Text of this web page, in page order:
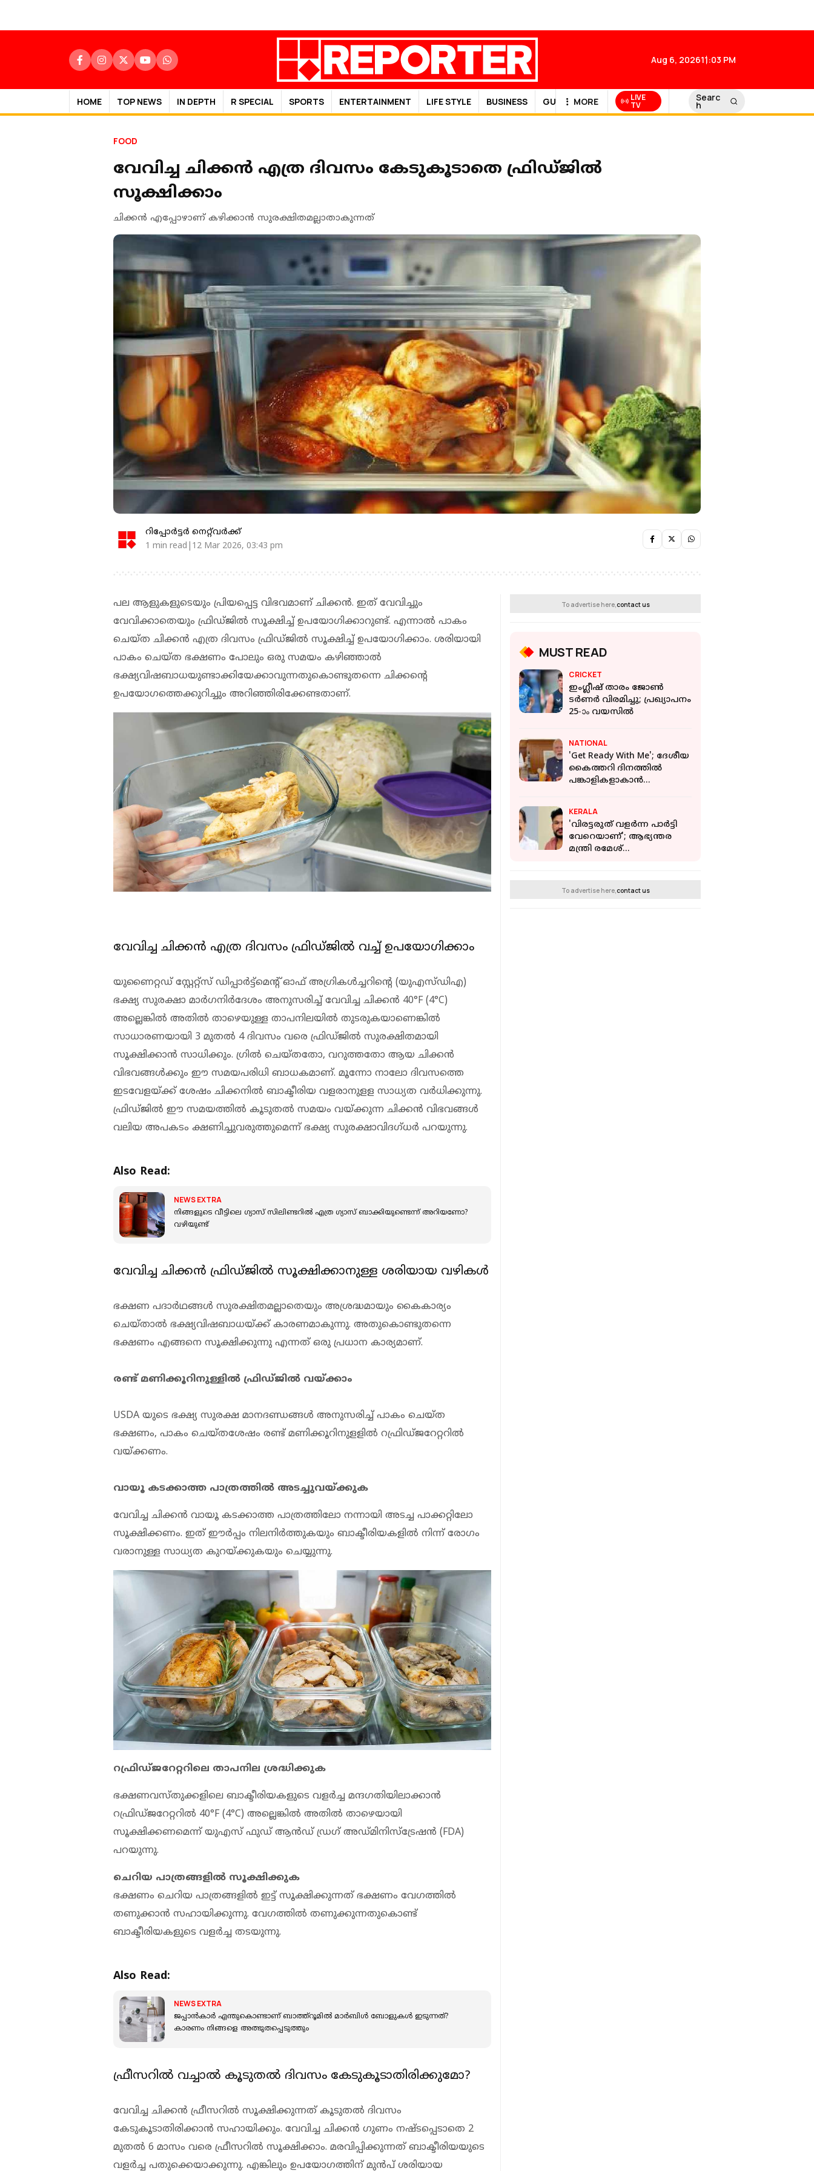
Aug 6, 202611:03 PM
HOME TOP NEWS IN DEPTH R SPECIAL SPORTS ENTERTAINMENT LIFE STYLE BUSINESS GULF NEWS
MORE LIVE
TV
Searc
h
FOOD
വേവിച്ച ചിക്കന്‍ എത്ര ദിവസം കേടുകൂടാതെ ഫ്രിഡ്ജില്‍
സൂക്ഷിക്കാം
ചിക്കന്‍ എപ്പോഴാണ് കഴിക്കാന്‍ സുരക്ഷിതമല്ലാതാകുന്നത്
റിപ്പോർട്ടർ നെറ്റ്‌വര്‍ക്ക്‌
1 min read|12 Mar 2026, 03:43 pm
പല ആളുകളുടെയും പ്രിയപ്പെട്ട വിഭവമാണ് ചിക്കന്‍. ഇത് വേവിച്ചും
വേവിക്കാതെയും ഫ്രിഡ്ജില്‍ സൂക്ഷിച്ച് ഉപയോഗിക്കാറുണ്ട്. എന്നാല്‍ പാകം
ചെയ്ത ചിക്കന്‍ എത്ര ദിവസം ഫ്രിഡ്ജില്‍ സൂക്ഷിച്ച് ഉപയോഗിക്കാം. ശരിയായി
പാകം ചെയ്ത ഭക്ഷണം പോലും ഒരു സമയം കഴിഞ്ഞാല്‍
ഭക്ഷ്യവിഷബാധയുണ്ടാക്കിയേക്കാവുന്നതുകൊണ്ടുതന്നെ ചിക്കന്റെ
ഉപയോഗത്തെക്കുറിച്ചും അറിഞ്ഞിരിക്കേണ്ടതാണ്.
വേവിച്ച ചിക്കന്‍ എത്ര ദിവസം ഫ്രിഡ്ജില്‍ വച്ച് ഉപയോഗിക്കാം
യുണൈറ്റഡ് സ്റ്റേറ്റ്‌സ് ഡിപ്പാര്‍ട്ട്‌മെന്റ് ഓഫ് അഗ്രികള്‍ച്ചറിന്റെ (യുഎസ്ഡിഎ)
ഭക്ഷ്യ സുരക്ഷാ മാര്‍ഗനിര്‍ദേശം അനുസരിച്ച് വേവിച്ച ചിക്കന്‍ 40°F (4°C)
അല്ലെങ്കില്‍ അതില്‍ താഴെയുള്ള താപനിലയില്‍ തുടരുകയാണെങ്കില്‍
സാധാരണയായി 3 മുതല്‍ 4 ദിവസം വരെ ഫ്രിഡ്ജില്‍ സുരക്ഷിതമായി
സൂക്ഷിക്കാന്‍ സാധിക്കും. ഗ്രില്‍ ചെയ്തതോ, വറുത്തതോ ആയ ചിക്കന്‍
വിഭവങ്ങള്‍ക്കും ഈ സമയപരിധി ബാധകമാണ്. മൂന്നോ നാലോ ദിവസത്തെ
ഇടവേളയ്ക്ക് ശേഷം ചിക്കനില്‍ ബാക്ടീരിയ വളരാനുളള സാധ്യത വര്‍ധിക്കുന്നു.
ഫ്രിഡ്ജില്‍ ഈ സമയത്തില്‍ കൂടുതല്‍ സമയം വയ്ക്കുന്ന ചിക്കന്‍ വിഭവങ്ങള്‍
വലിയ അപകടം ക്ഷണിച്ചുവരുത്തുമെന്ന് ഭക്ഷ്യ സുരക്ഷാവിദഗ്ധര്‍ പറയുന്നു.
Also Read:
NEWS EXTRA
നിങ്ങളുടെ വീട്ടിലെ ഗ്യാസ് സിലിണ്ടറില്‍ എത്ര ഗ്യാസ് ബാക്കിയുണ്ടെന്ന് അറിയണോ?
വഴിയുണ്ട്
വേവിച്ച ചിക്കന്‍ ഫ്രിഡ്ജില്‍ സൂക്ഷിക്കാനുള്ള ശരിയായ വഴികള്‍
ഭക്ഷണ പദാര്‍ഥങ്ങള്‍ സുരക്ഷിതമല്ലാതെയും അശ്രദ്ധമായും കൈകാര്യം
ചെയ്താല്‍ ഭക്ഷ്യവിഷബാധയ്ക്ക് കാരണമാകുന്നു. അതുകൊണ്ടുതന്നെ
ഭക്ഷണം എങ്ങനെ സൂക്ഷിക്കുന്നു എന്നത് ഒരു പ്രധാന കാര്യമാണ്.
രണ്ട് മണിക്കൂറിനുള്ളില്‍ ഫ്രിഡ്ജില്‍ വയ്ക്കാം
USDA യുടെ ഭക്ഷ്യ സുരക്ഷ മാനദണ്ഡങ്ങള്‍ അനുസരിച്ച് പാകം ചെയ്ത
ഭക്ഷണം, പാകം ചെയ്തശേഷം രണ്ട് മണിക്കൂറിനുളളില്‍ റഫ്രിഡ്ജറേറ്ററില്‍
വയ്ക്കണം.
വായൂ കടക്കാത്ത പാത്രത്തില്‍ അടച്ചുവയ്ക്കുക
വേവിച്ച ചിക്കന്‍ വായൂ കടക്കാത്ത പാത്രത്തിലോ നന്നായി അടച്ച പാക്കറ്റിലോ
സൂക്ഷിക്കണം. ഇത് ഈര്‍പ്പം നിലനിര്‍ത്തുകയും ബാക്ടീരിയകളില്‍ നിന്ന് രോഗം
വരാനുള്ള സാധ്യത കുറയ്ക്കുകയും ചെയ്യുന്നു.
റഫ്രിഡ്ജറേറ്ററിലെ താപനില ശ്രദ്ധിക്കുക
ഭക്ഷണവസ്തുക്കളിലെ ബാക്ടീരിയകളുടെ വളര്‍ച്ച മന്ദഗതിയിലാക്കാന്‍
റഫ്രിഡ്ജറേറ്ററില്‍ 40°F (4°C) അല്ലെങ്കില്‍ അതില്‍ താഴെയായി
സൂക്ഷിക്കണമെന്ന് യുഎസ് ഫുഡ് ആന്‍ഡ് ഡ്രഗ് അഡ്മിനിസ്‌ട്രേഷന്‍ (FDA)
പറയുന്നു.
ചെറിയ പാത്രങ്ങളില്‍ സൂക്ഷിക്കുക
ഭക്ഷണം ചെറിയ പാത്രങ്ങളില്‍ ഇട്ട് സൂക്ഷിക്കുന്നത് ഭക്ഷണം വേഗത്തില്‍
തണുക്കാന്‍ സഹായിക്കുന്നു. വേഗത്തില്‍ തണുക്കുന്നതുകൊണ്ട്
ബാക്ടീരിയകളുടെ വളര്‍ച്ച തടയുന്നു.
Also Read:
NEWS EXTRA
ജപ്പാന്‍കാര്‍ എന്തുകൊണ്ടാണ് ബാത്ത്‌റൂമില്‍ മാര്‍ബിള്‍ ബോളുകള്‍ ഇടുന്നത്?
കാരണം നിങ്ങളെ അത്ഭുതപ്പെടുത്തും
ഫ്രീസറില്‍ വച്ചാല്‍ കൂടുതല്‍ ദിവസം കേടുകൂടാതിരിക്കുമോ?
വേവിച്ച ചിക്കന്‍ ഫ്രീസറില്‍ സൂക്ഷിക്കുന്നത് കൂടുതല്‍ ദിവസം
കേടുകൂടാതിരിക്കാന്‍ സഹായിക്കും. വേവിച്ച ചിക്കന്‍ ഗുണം നഷ്ടപ്പെടാതെ 2
മുതല്‍ 6 മാസം വരെ ഫ്രീസറില്‍ സൂക്ഷിക്കാം. മരവിപ്പിക്കുന്നത് ബാക്ടീരിയയുടെ
വളര്‍ച്ച പതുക്കെയാക്കുന്നു. എങ്കിലും ഉപയോഗത്തിന് മുന്‍പ് ശരിയായ
To advertise here, contact us
MUST READ
CRICKET
ഇംഗ്ലീഷ് താരം ജോൺ
ടർണർ വിരമിച്ചു; പ്രഖ്യാപനം
25-ാം വയസിൽ
NATIONAL
'Get Ready With Me'; ദേശീയ
കൈത്തറി ദിനത്തിൽ
പങ്കാളികളാകാൻ
KERALA
'വിരട്ടരുത് വളർന്ന പാർട്ടി
വേറെയാണ്'; ആഭ്യന്തര
മന്ത്രി രമേശ്
To advertise here, contact us